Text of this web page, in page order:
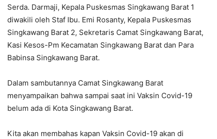
Serda. Darmaji, Kepala Puskesmas Singkawang Barat 1
diwakili oleh Staf Ibu. Emi Rosanty, Kepala Puskesmas
Singkawang Barat 2, Sekretaris Camat Singkawang Barat,
Kasi Kesos-Pm Kecamatan Singkawang Barat dan Para
Babinsa Singkawang Barat.
Dalam sambutannya Camat Singkawang Barat
menyampaikan bahwa sampai saat ini Vaksin Covid-19
belum ada di Kota Singkawang Barat.
Kita akan membahas kapan Vaksin Covid-19 akan di